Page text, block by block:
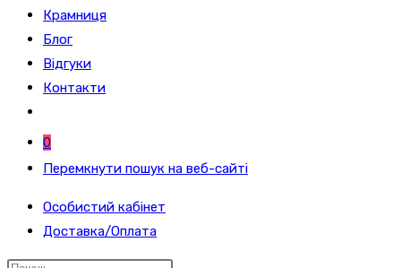
Крамниця
Блог
Відгуки
Контакти
0
Перемкнути пошук на веб-сайті
Особистий кабінет
Доставка/Оплата